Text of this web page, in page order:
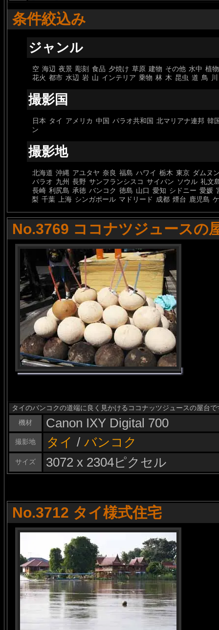
条件絞込み
ジャンル
空 海辺 夜景 彫刻 食品 夕焼け 草原 建物 その他 水中 植物
花火 都市 水辺 岩 山 インテリア 乗物 林 木 昆虫 道 鳥 川
撮影国
日本 タイ アメリカ 中国 パラオ共和国 北マリアナ連邦 韓
ン
撮影地
北海道 沖縄 アユタヤ 奈良 福島 ハワイ 栃木 東京 ダムヌ
パラオ 九州 長野 サンフランシスコ サイパン ソウル 礼文
長崎 利尻島 承徳 バンコク 徳島 山口 愛知 シドニー 愛媛
梨 千葉 上海 シンガポール マドリード 成都 煙台 鹿児島
No.3769 ココナツジュースの
タイのバンコクの道端に良く見かけるココナッツジュースの屋台で
機材
Canon IXY Digital 700
撮影地 タイ / バンコク
サイズ 3072 x 2304ピクセル
No.3712 タイ様式住宅